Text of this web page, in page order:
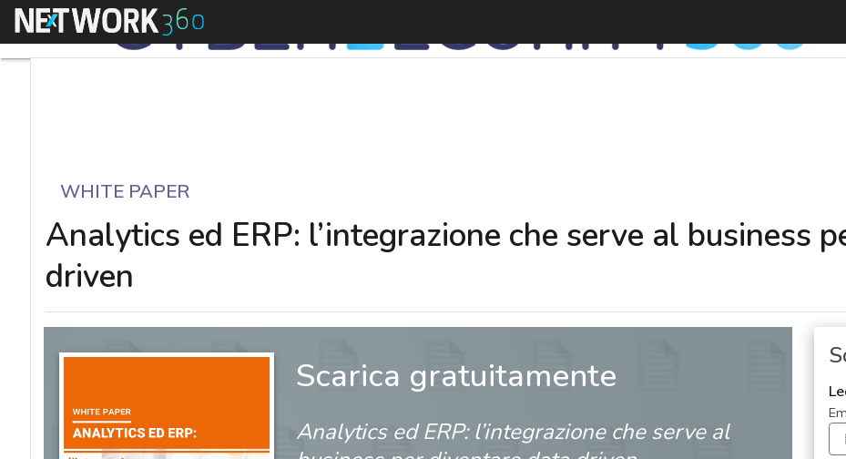
Menu
WHITE PAPER
Analytics ed ERP: l’integrazione che serve al business
driven
Scarica gratuitamente
Analytics ed ERP: l’integrazione che serve al